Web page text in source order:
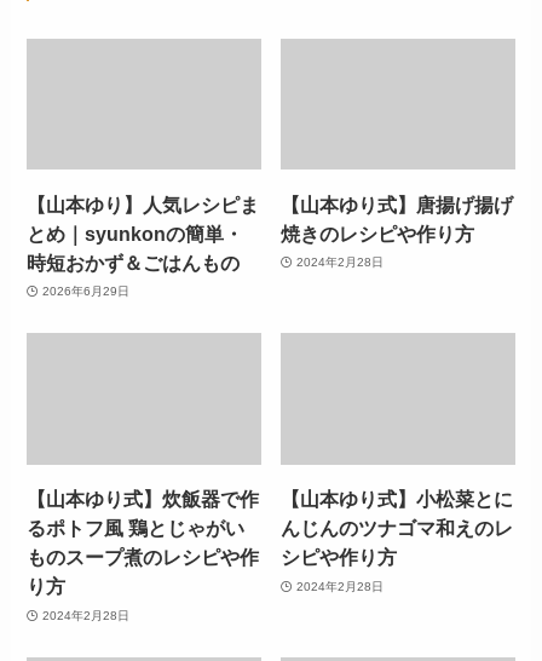
【山本ゆり】人気レシピま
とめ｜syunkonの簡単・
時短おかず＆ごはんもの
2026年6月29日
【山本ゆり式】唐揚げ揚げ
焼きのレシピや作り方
2024年2月28日
【山本ゆり式】炊飯器で作
るポトフ風 鶏とじゃがい
ものスープ煮のレシピや作
り方
2024年2月28日
【山本ゆり式】小松菜とに
んじんのツナゴマ和えのレ
シピや作り方
2024年2月28日